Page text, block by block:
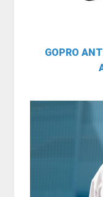
GOPRO